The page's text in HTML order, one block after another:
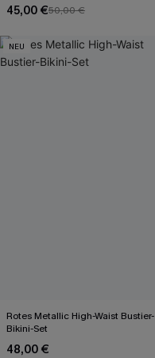
45,00 €50,00 €
NEU
Rotes Metallic High-Waist Bustier-
Bikini-Set
48,00 €